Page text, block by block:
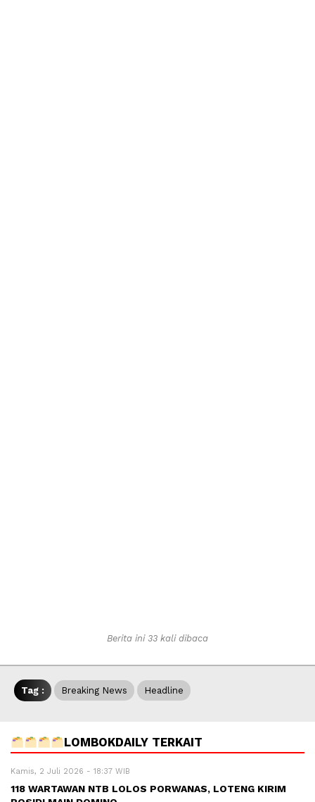
Berita ini 33 kali dibaca
Tag : Breaking News Headline
LOMBOKDAILY TERKAIT
Kamis, 2 Juli 2026 - 18:37 WIB
118 WARTAWAN NTB LOLOS PORWANAS, LOTENG KIRIM